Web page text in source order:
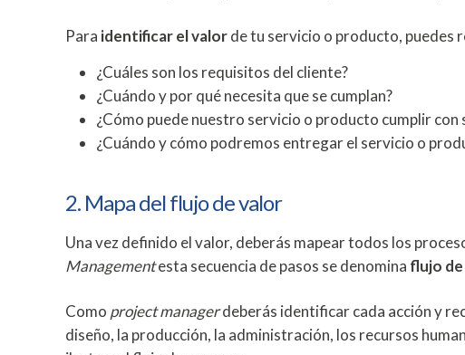
Para identificar el valorde tu servicio o producto, puedes
¿Cuáles son los requisitos del cliente?
¿Cuándo y por qué necesita que se cumplan?
¿Cómo puede nuestro servicio o producto cumplir con
¿Cuándo y cómo podremos entregar el servicio o
2. Mapa del flujo de valor
Una vez definido el valor, deberás mapear todos los
Managementesta secuencia de pasos se denomina flujo
Como project managerdeberás identificar cada acción y
diseño, la producción, la administración, los recursos